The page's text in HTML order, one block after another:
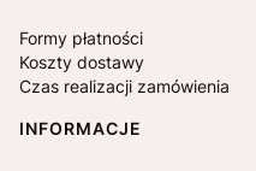
Formy płatności
Koszty dostawy
Czas realizacji zamówienia
INFORMACJE